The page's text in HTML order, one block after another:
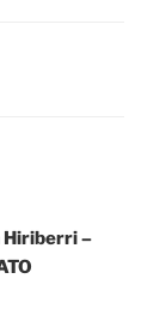
Hiriberri –